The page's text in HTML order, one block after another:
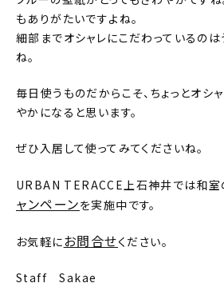
もありがたいですよね。
細部までオシャレにこだわっているのは
ね。
毎日使うものだからこそ、ちょっとオシ
やかになると思います。
ぜひ入居して使ってみてくださいね。
URBAN TERACCE上石神井では和室
ャンペーンを実施中です。
お気軽にお問合せください。
Staff Sakae